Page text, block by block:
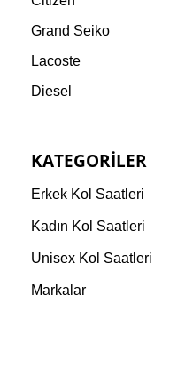
Grand Seiko
Lacoste
Diesel
KATEGORILER
Erkek Kol Saatleri
Kadın Kol Saatleri
Unisex Kol Saatleri
Markalar